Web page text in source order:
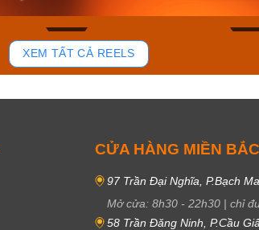
42
XEM TẤT CẢ REELS
CỬA HÀNG MIỀN BẮC
97 Trần Đại Nghĩa, P.Bạch
Mở cửa: 8h30 - 22h30 | chỉ
58 Trần Đăng Ninh, P.Cầu